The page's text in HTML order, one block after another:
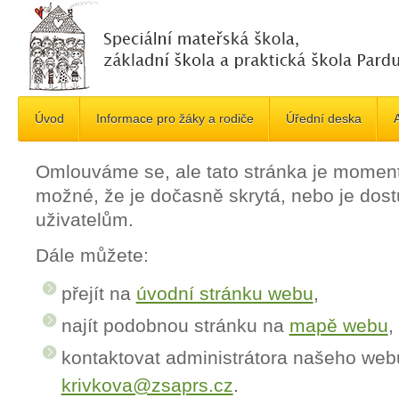
Úvod Informace pro žáky a rodiče Úřední deska
Omlouváme se, ale tato stránka je
možné, že je dočasně skrytá, nebo je
uživatelům.
Dále můžete:
přejít na úvodní stránku webu,
najít podobnou stránku na mapě webu,
kontaktovat administrátora našeho
krivkova@zsaprs.cz.